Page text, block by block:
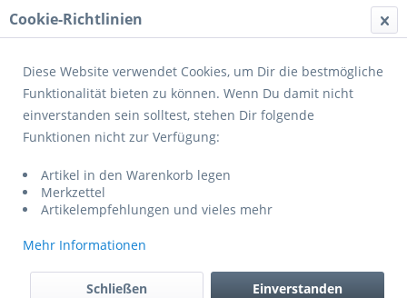
Menü
Profibälle
Topseller
Cookie-Richtlinien
Diese Website verwendet Cookies, um Dir die bestmögliche
Funktionalität bieten zu können. Wenn Du damit nicht
einverstanden sein solltest, stehen Dir folgende
Funktionen nicht zur Verfügung:
Artikel in den Warenkorb legen
Merkzettel
Artikelempfehlungen und vieles mehr
Mehr Informationen
Einverstanden
Schließen